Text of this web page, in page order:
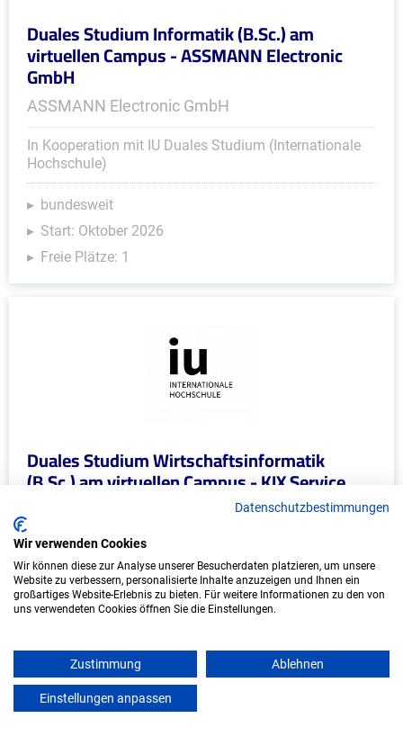
Duales Studium Informatik (B.Sc.) am
virtuellen Campus - ASSMANN Electronic
GmbH
ASSMANN Electronic GmbH
In Kooperation mit IU Duales Studium (Internationale
Hochschule)
bundesweit
Start: Oktober 2026
Freie Plätze: 1
Duales Studium Wirtschaftsinformatik
(B.Sc.) am virtuellen Campus - KIX Service
In Kooperation mit IU Duales Studium (Internationale
Hochschule)
Start: Oktober 2026
Freie Plätze: 1
Datenschutzbestimmungen
Wir verwenden Cookies
Wir können diese zur Analyse unserer Besucherdaten platzieren, um unsere
Website zu verbessern, personalisierte Inhalte anzuzeigen und Ihnen ein
großartiges Website-Erlebnis zu bieten. Für weitere Informationen zu den von
uns verwendeten Cookies öffnen Sie die Einstellungen.
Zustimmung Ablehnen
Einstellungen anpassen